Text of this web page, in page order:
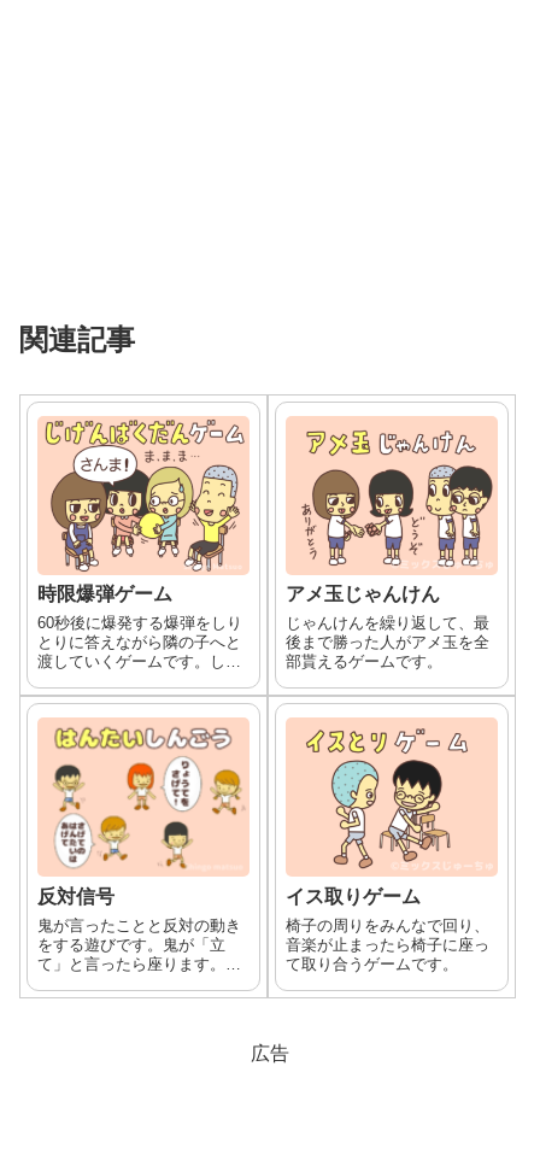
関連記事
時限爆弾ゲーム
60秒後に爆発する爆弾をしり
とりに答えながら隣の子へと
渡していくゲームです。しり
弾を渡すことが出来ません。
風船やボールを時限爆弾に見
立てて遊びます。
アメ玉じゃんけん
じゃんけんを繰り返して、最
後まで勝った人がアメ玉を全
部貰えるゲームです。
反対信号
鬼が言ったことと反対の動き
をする遊びです。鬼が「立
て」と言ったら座ります。
す。
イス取りゲーム
椅子の周りをみんなで回り、
音楽が止まったら椅子に座っ
て取り合うゲームです。
広告